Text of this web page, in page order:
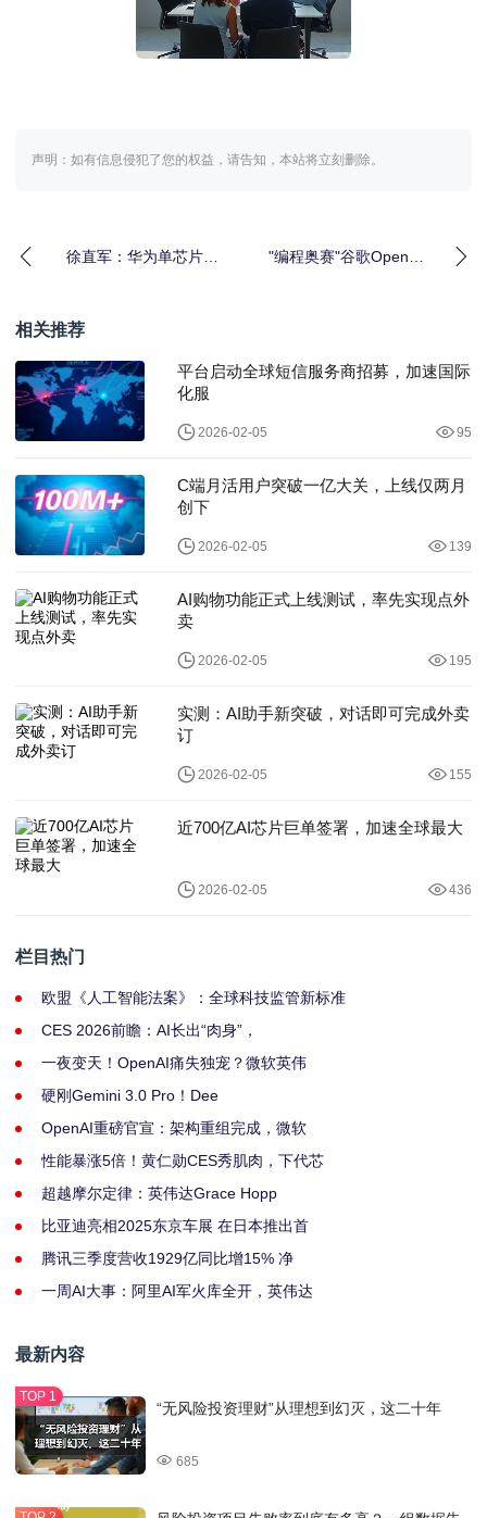
声明：如有信息侵犯了您的权益，请告知，本站将立刻删除。
徐直军：华为单芯片算
"编程奥赛"谷歌OpenAI
相关推荐
平台启动全球短信服务商招募，加速国际
化服
2026-02-05 95
C端月活用户突破一亿大关，上线仅两月
创下
2026-02-05 139
AI购物功能正式上线测试，率先实现点外
卖
2026-02-05 195
实测：AI助手新突破，对话即可完成外卖
订
2026-02-05 155
近700亿AI芯片巨单签署，加速全球最大
2026-02-05 436
栏目热门
欧盟《人工智能法案》：全球科技监管新标准
CES 2026前瞻：AI长出“肉身”，
一夜变天！OpenAI痛失独宠？微软英伟
硬刚Gemini 3.0 Pro！Dee
OpenAI重磅官宣：架构重组完成，微软
性能暴涨5倍！黄仁勋CES秀肌肉，下代芯
超越摩尔定律：英伟达Grace Hopp
比亚迪亮相2025东京车展 在日本推出首
腾讯三季度营收1929亿同比增15% 净
一周AI大事：阿里AI军火库全开，英伟达
最新内容
“无风险投资理财”从理想到幻灭，这二十年
685